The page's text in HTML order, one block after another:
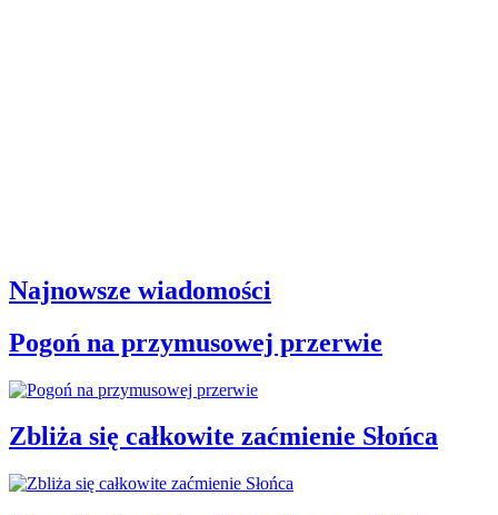
Najnowsze wiadomości
Pogoń na przymusowej przerwie
Zbliża się całkowite zaćmienie Słońca